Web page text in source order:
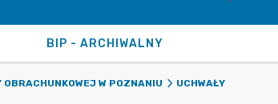
BIP - ARCHIWALNY
W POZNANIU
UCHWAŁY